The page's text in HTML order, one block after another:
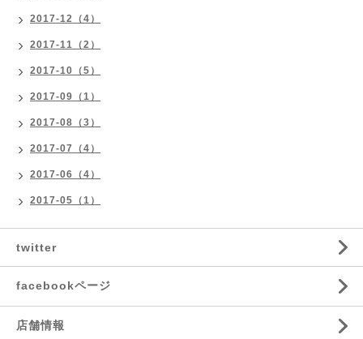
2017-12（4）
2017-11（2）
2017-10（5）
2017-09（1）
2017-08（3）
2017-07（4）
2017-06（4）
2017-05（1）
twitter
facebookページ
店舗情報